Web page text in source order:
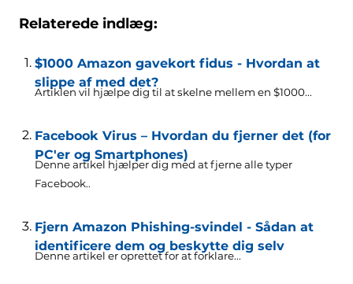
Relaterede indlæg:
$1000 Amazon gavekort fidus - Hvordan at
slippe af med det?
Artiklen vil hjælpe dig til at skelne mellem en $1000...
Facebook Virus – Hvordan du fjerner det (for
PC'er og Smartphones)
Denne artikel hjælper dig med at fjerne alle typer
Facebook..
Fjern Amazon Phishing-svindel - Sådan at
identificere dem og beskytte dig selv
Denne artikel er oprettet for at forklare...